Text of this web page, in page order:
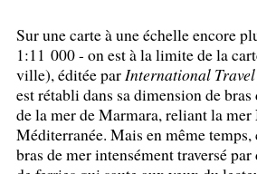
Sur une carte à une échelle encore
1:11 000 - on est à la limite de la
ville), éditée parInternational
est rétabli dans sa dimension de
de la mer de Marmara, reliant la mer
Méditerranée. Mais en même temps,
bras de mer intensément traversé